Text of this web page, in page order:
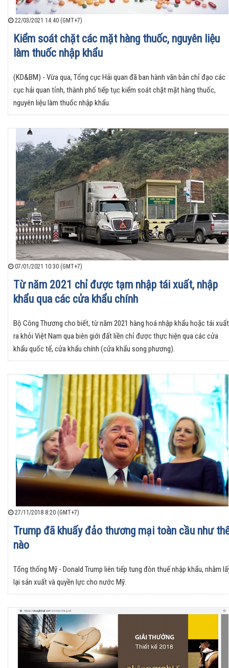
22/03/2021 14:40 (GMT+7)
Kiểm soát chặt các mặt hàng thuốc, nguyên liệu
làm thuốc nhập khẩu
(KD&BM) - Vừa qua, Tổng cục Hải quan đã ban hành văn bản chỉ đạo các
cục hải quan tỉnh, thành phố tiếp tục kiểm soát chặt mặt hàng thuốc,
nguyên liệu làm thuốc nhập khẩu.
07/01/2021 10:30 (GMT+7)
Từ năm 2021 chỉ được tạm nhập tái xuất, nhập
khẩu qua các cửa khẩu chính
Bộ Công Thương cho biết, từ năm 2021 hàng hoá nhập khẩu hoặc tái xuất
ra khỏi Việt Nam qua biên giới đất liền chỉ được thực hiện qua các cửa
khẩu quốc tế, cửa khẩu chính (cửa khẩu song phương).
27/11/2018 8:20 (GMT+7)
Trump đã khuấy đảo thương mại toàn cầu như
nào
Tổng thống Mỹ - Donald Trump liên tiếp tung đòn thuế nhập khẩu, nhằm
lại sản xuất và quyền lực cho nước Mỹ.